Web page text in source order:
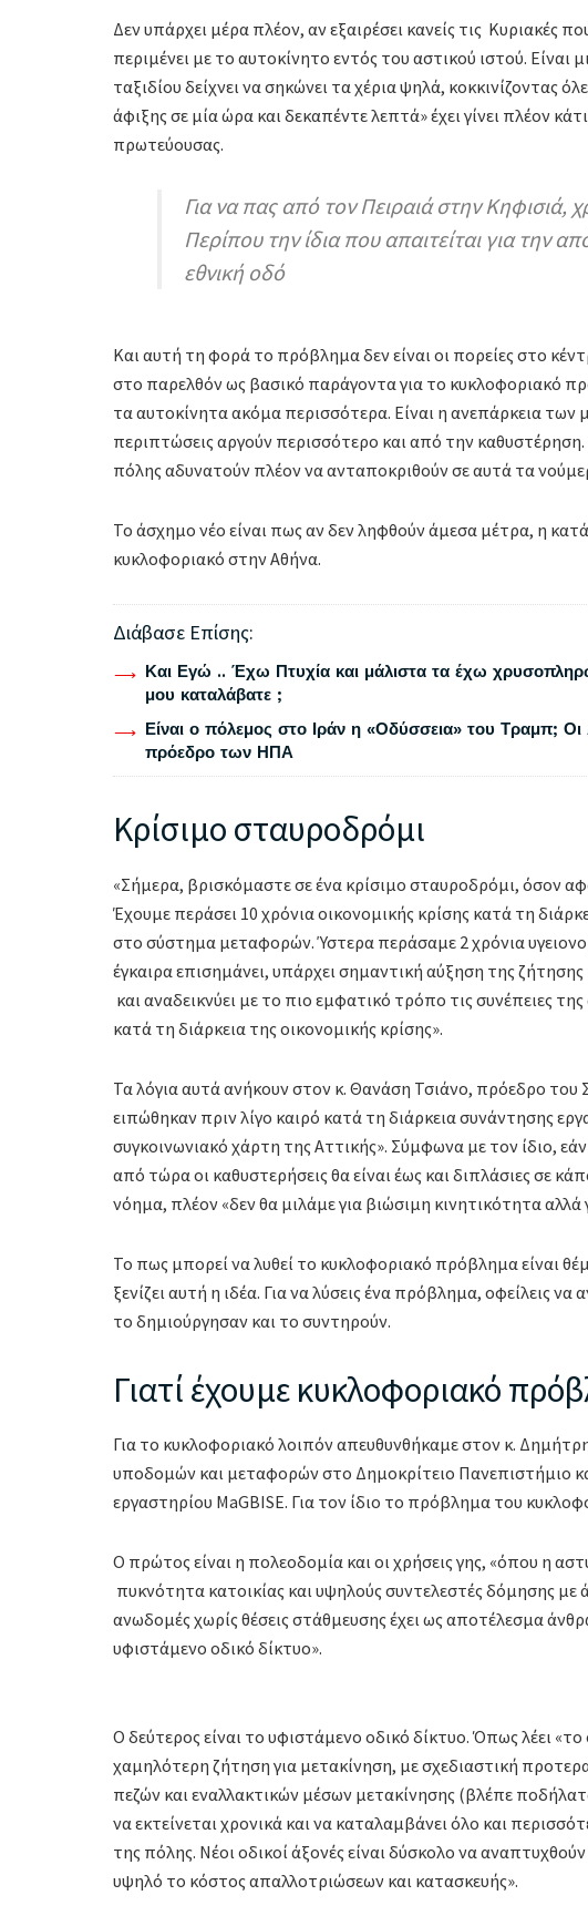
Δεν υπάρχει μέρα πλέον, αν εξαιρέσει κανείς τις Κυριακές
περιμένει με το αυτοκίνητο εντός του αστικού ιστού.
ταξιδίου δείχνει να σηκώνει τα χέρια ψηλά, κοκκινίζοντας
άφιξης σε μία ώρα και δεκαπέντε λεπτά» έχει γίνει πλέον
πρωτεύουσας.
Για να πας από τον Πειραιά στην Κηφισιά,
Περίπου την ίδια που απαιτείται για την
εθνική οδό
Και αυτή τη φορά το πρόβλημα δεν είναι οι πορείες στο
στο παρελθόν ως βασικό παράγοντα για το κυκλοφοριακό
τα αυτοκίνητα ακόμα περισσότερα. Είναι η ανεπάρκεια
περιπτώσεις αργούν περισσότερο και από την καθυστέρηση.
πόλης αδυνατούν πλέον να ανταποκριθούν σε αυτά τα
Το άσχημο νέο είναι πως αν δεν ληφθούν άμεσα μέτρα, η
κυκλοφοριακό στην Αθήνα.
Διάβασε Επίσης:
Και Εγώ .. Έχω Πτυχία και μάλιστα τα έχω
μου καταλάβατε ;
Είναι ο πόλεμος στο Ιράν η «Οδύσσεια» του Τραμπ; Οι
πρόεδρο των ΗΠΑ
Κρίσιμο σταυροδρόμι
«Σήμερα, βρισκόμαστε σε ένα κρίσιμο σταυροδρόμι, όσον
Έχουμε περάσει 10 χρόνια οικονομικής κρίσης κατά τη
στο σύστημα μεταφορών. Ύστερα περάσαμε 2 χρόνια
έγκαιρα επισημάνει, υπάρχει σημαντική αύξηση της
και αναδεικνύει με το πιο εμφατικό τρόπο τις συνέπειες
κατά τη διάρκεια της οικονομικής κρίσης».
Τα λόγια αυτά ανήκουν στον κ. Θανάση Τσιάνο, πρόεδρο του
ειπώθηκαν πριν λίγο καιρό κατά τη διάρκεια συνάντησης
συγκοινωνιακό χάρτη της Αττικής». Σύμφωνα με τον ίδιο,
από τώρα οι καθυστερήσεις θα είναι έως και διπλάσιες σε
νόημα, πλέον «δεν θα μιλάμε για βιώσιμη κινητικότητα αλλά
To πως μπορεί να λυθεί το κυκλοφοριακό πρόβλημα είναι
ξενίζει αυτή η ιδέα. Για να λύσεις ένα πρόβλημα, οφείλεις
το δημιούργησαν και το συντηρούν.
Γιατί έχουμε κυκλοφοριακό
Για το κυκλοφοριακό λοιπόν απευθυνθήκαμε στον κ.
υποδομών και μεταφορών στο Δημοκρίτειο Πανεπιστήμιο
εργαστηρίου MaGBISE. Για τον ίδιο το πρόβλημα του
Ο πρώτος είναι η πολεοδομία και οι χρήσεις γης, «όπου η
πυκνότητα κατοικίας και υψηλούς συντελεστές δόμησης με
ανωδομές χωρίς θέσεις στάθμευσης έχει ως αποτέλεσμα
υφιστάμενο οδικό δίκτυο».
Ο δεύτερος είναι το υφιστάμενο οδικό δίκτυο. Όπως λέει
χαμηλότερη ζήτηση για μετακίνηση, με σχεδιαστική
πεζών και εναλλακτικών μέσων μετακίνησης (βλέπε
να εκτείνεται χρονικά και να καταλαμβάνει όλο και
της πόλης. Νέοι οδικοί άξονές είναι δύσκολο να αναπτυχθούν
υψηλό το κόστος απαλλοτριώσεων και κατασκευής».